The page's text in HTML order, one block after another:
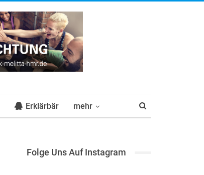
Erklärbär mehr
Folge Uns Auf Instagram